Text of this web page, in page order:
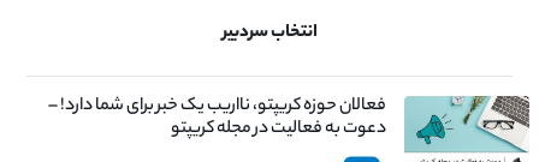
انتخاب سردبیر
فعالان حوزه کریپتو، نااریب یک خبر برای شما دارد! –
دعوت به فعالیت در مجله کریپتو